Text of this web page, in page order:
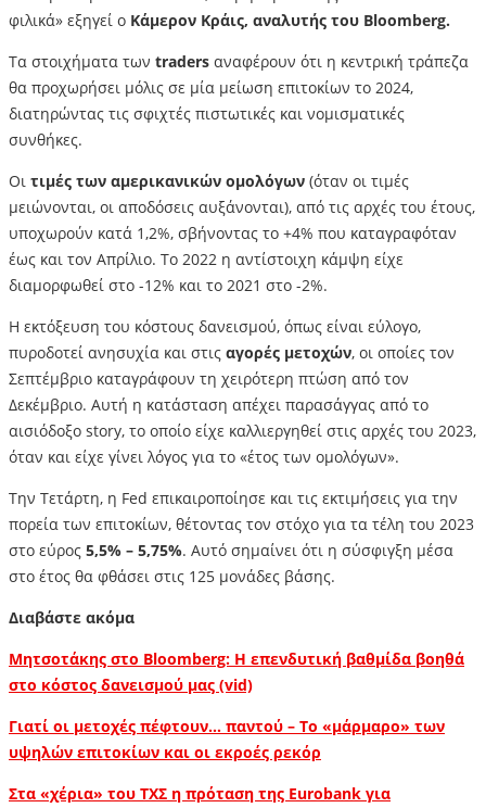
φιλικά» εξηγεί ο Κάμερον Κράις, αναλυτής του Bloomberg.
Τα στοιχήματα των traders αναφέρουν ότι η κεντρική τράπεζα
θα προχωρήσει μόλις σε μία μείωση επιτοκίων το 2024,
διατηρώντας τις σφιχτές πιστωτικές και νομισματικές
συνθήκες.
Οι τιμές των αμερικανικών ομολόγων (όταν οι τιμές
μειώνονται, οι αποδόσεις αυξάνονται), από τις αρχές του έτους,
υποχωρούν κατά 1,2%, σβήνοντας το +4% που καταγραφόταν
έως και τον Απρίλιο. Το 2022 η αντίστοιχη κάμψη είχε
διαμορφωθεί στο -12% και το 2021 στο -2%.
Η εκτόξευση του κόστους δανεισμού, όπως είναι εύλογο,
πυροδοτεί ανησυχία και στις αγορές μετοχών, οι οποίες τον
Σεπτέμβριο καταγράφουν τη χειρότερη πτώση από τον
Δεκέμβριο. Αυτή η κατάσταση απέχει παρασάγγας από το
αισιόδοξο story, το οποίο είχε καλλιεργηθεί στις αρχές του 2023,
όταν και είχε γίνει λόγος για το «έτος των ομολόγων».
Την Τετάρτη, η Fed επικαιροποίησε και τις εκτιμήσεις για την
πορεία των επιτοκίων, θέτοντας τον στόχο για τα τέλη του 2023
στο εύρος 5,5% – 5,75%. Αυτό σημαίνει ότι η σύσφιγξη μέσα
στο έτος θα φθάσει στις 125 μονάδες βάσης.
Διαβάστε ακόμα
Μητσοτάκης στο Bloomberg: Η επενδυτική βαθμίδα βοηθά
στο κόστος δανεισμού μας (vid)
Γιατί οι μετοχές πέφτουν… παντού – Το «μάρμαρο» των
υψηλών επιτοκίων και οι εκροές ρεκόρ
Στα «χέρια» του ΤΧΣ η πρόταση της Eurobank για